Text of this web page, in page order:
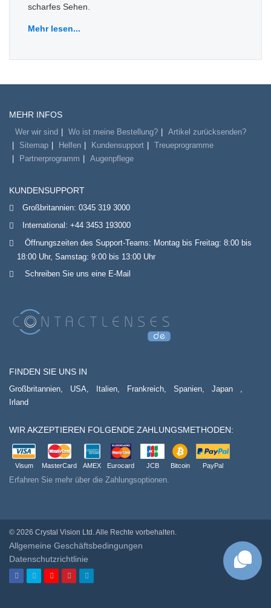
scharfes Sehen.
Mehr lesen...
MEHR INFOS
Wer wir sind Wo ist meine Bestellung?
Artikel zurücksenden?
Sitemap
Helfen Kundensupport
Treueprogramme
Partnerprogramm
Augenpflege
KUNDENSUPPORT
Großbritannien: 0345 319 3000
International: +44 3453 193000
Öffnungszeiten des Support-Teams: Montag bis Freitag: 8:00 bis
18:00 Uhr, Samstag: 9:00 bis 13:00 Uhr
Schreiben Sie uns eine E-Mail
FINDEN SIE UNS IN
Großbritannien, USA, Italien, Frankreich, Spanien, Japan
Irland
WIR AKZEPTIEREN FOLGENDE ZAHLUNGSMETHODEN:
Visum MasterCard AMEX Eurocard JCB Bitcoin PayPal
Erfahren Sie mehr über die Zahlungsoptionen.
© 2026 Crystal Vision Ltd. Alle Rechte vorbehalten.
Allgemeine Geschäftsbedingungen
Datenschutzrichtlinie